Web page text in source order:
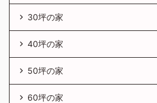
30坪の家
40坪の家
50坪の家
60坪の家